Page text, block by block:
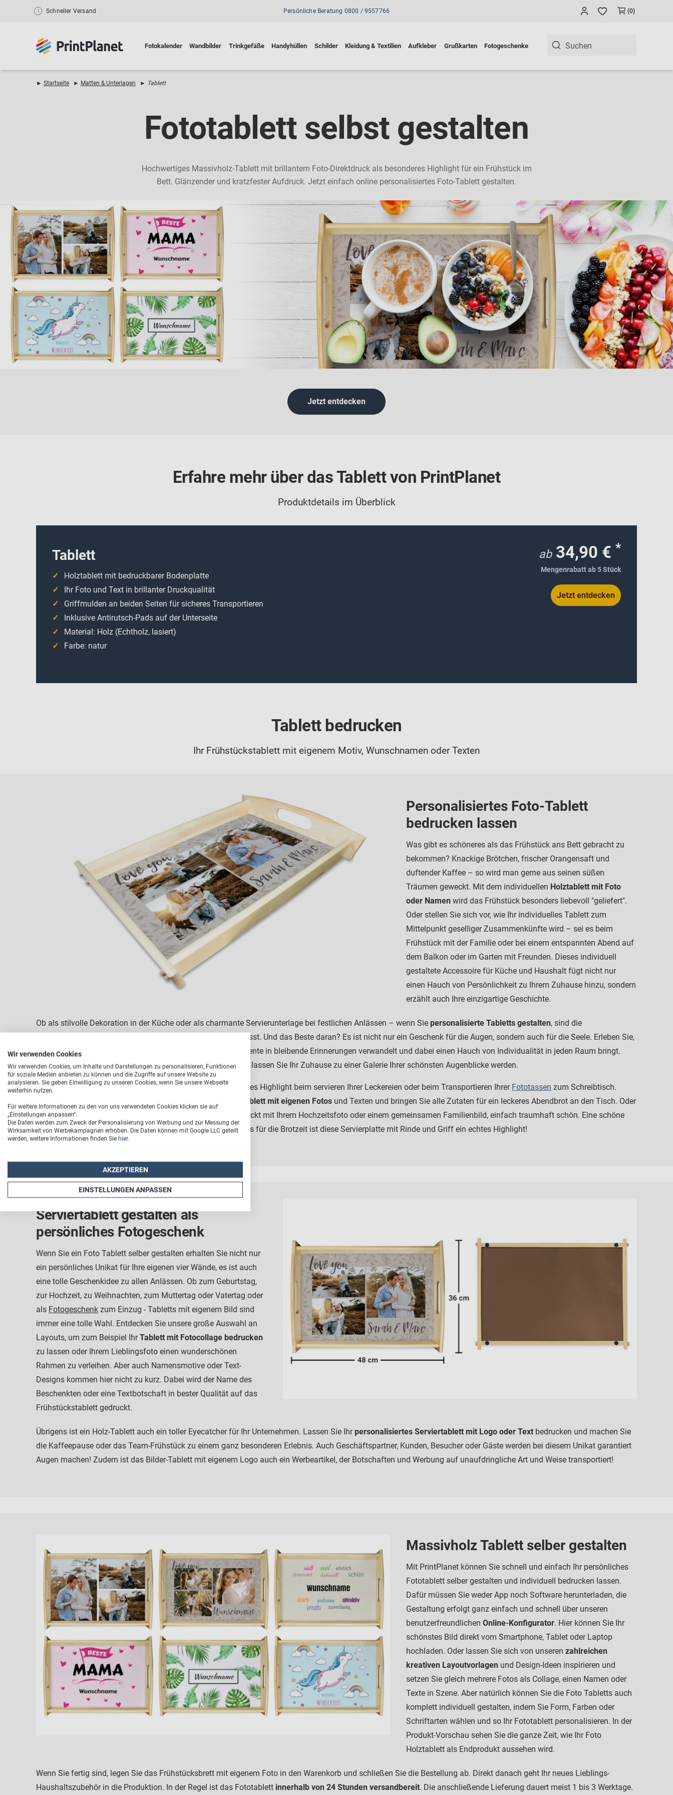
Schneller Versand (0)
Fotokalender Wandbilder Trinkgefäße Handyhüllen Schilder Kleidung & Textilien Aufkleber Grußkarten Fotogeschenke
Persönliche Beratung 0800 / 9557766
► Startseite ► Matten & Unterlagen ► Tablett
Fototablett selbst gestalten
Hochwertiges Massivholz-Tablett mit brillantem Foto-Direktdruck als besonderes Highlight für ein Frühstück im
Bett. Glänzender und kratzfester Aufdruck. Jetzt einfach online personalisiertes Foto-Tablett gestalten.
Jetzt entdecken
Erfahre mehr über das Tablett von PrintPlanet
Produktdetails im Überblick
Tablett
Holztablett mit bedruckbarer Bodenplatte
Ihr Foto und Text in brillanter Druckqualität
Griffmulden an beiden Seiten für sicheres Transportieren
Inklusive Antirutsch-Pads auf der Unterseite
Material: Holz (Echtholz, lasiert)
Farbe: natur
ab 34,90 € *
Mengenrabatt ab 5 Stück
Jetzt entdecken
Tablett bedrucken
Ihr Frühstückstablett mit eigenem Motiv, Wunschnamen oder Texten
Personalisiertes Foto-Tablett
bedrucken lassen
Was gibt es schöneres als das Frühstück ans Bett gebracht zu
bekommen? Knackige Brötchen, frischer Orangensaft und
duftender Kaffee – so wird man gerne aus seinen süßen
Träumen geweckt. Mit dem individuellen Holztablett mit Foto
oder Namen wird das Frühstück besonders liebevoll "geliefert".
Oder stellen Sie sich vor, wie Ihr individuelles Tablett zum
Mittelpunkt geselliger Zusammenkünfte wird – sei es beim
Frühstück mit der Familie oder bei einem entspannten Abend auf
dem Balkon oder im Garten mit Freunden. Dieses individuell
gestaltete Accessoire für Küche und Haushalt fügt nicht nur
einen Hauch von Persönlichkeit zu Ihrem Zuhause hinzu, sondern
erzählt auch Ihre einzigartige Geschichte.
Ob als stilvolle Dekoration in der Küche oder als charmante Servierunterlage bei festlichen Anlässen – wenn Sie personalisierte Tabletts gestalten, sind die
Einsatzmöglichkeiten so vielfältig wie Ihre Kreativität es zulässt. Und das Beste daran? Es ist nicht nur ein Geschenk für die Augen, sondern auch für die Seele. Erleben Sie,
wie Ihr selbst gestaltetes Tablett mit Bildern alltägliche Momente in bleibende Erinnerungen verwandelt und dabei einen Hauch von Individualität in jeden Raum bringt.
Tauchen Sie ein in die Welt des personalisierten Designs und lassen Sie Ihr Zuhause zu einer Galerie Ihrer schönsten Augenblicke werden.
Das Fototablett ist nicht nur praktisch, sondern auch ein echtes Highlight beim servieren Ihrer Leckereien oder beim Transportieren Ihrer Fototassen zum Schreibtisch.
Tablett mit eigenen Fotos und Texten und bringen Sie alle Zutaten für ein leckeres Abendbrot an den Tisch. Oder
liefern Sie Ihren Liebsten das Croissant direkt ans Bett. Bedruckt mit Ihrem Hochzeitsfoto oder einem gemeinsamen Familienbild, einfach traumhaft schön. Eine schöne
Alternative ist übrigens dasServierbrett mit Gravur ! Besonders für die Brotzeit ist diese Servierplatte mit Rinde und Griff ein echtes Highlight!
Serviertablett gestalten als
persönliches Fotogeschenk
Wenn Sie ein Foto Tablett selber gestalten erhalten Sie nicht nur
ein persönliches Unikat für Ihre eigenen vier Wände, es ist auch
eine tolle Geschenkidee zu allen Anlässen. Ob zum Geburtstag,
zur Hochzeit, zu Weihnachten, zum Muttertag oder Vatertag oder
als Fotogeschenk zum Einzug - Tabletts mit eigenem Bild sind
immer eine tolle Wahl. Entdecken Sie unsere große Auswahl an
Layouts, um zum Beispiel IhrTablett mit Fotocollage bedrucken
zu lassen oder Ihrem Lieblingsfoto einen wunderschönen
Rahmen zu verleihen. Aber auch Namensmotive oder Text-
Designs kommen hier nicht zu kurz. Dabei wird der Name des
Beschenkten oder eine Textbotschaft in bester Qualität auf das
Frühstückstablett gedruckt.
Übrigens ist ein Holz-Tablett auch ein toller Eyecatcher für Ihr Unternehmen. Lassen Sie Ihr personalisiertes Serviertablett mit Logo oder Text bedrucken und machen Sie
die Kaffeepause oder das Team-Frühstück zu einem ganz besonderen Erlebnis. Auch Geschäftspartner, Kunden, Besucher oder Gäste werden bei diesem Unikat garantiert
Augen machen! Zudem ist das Bilder-Tablett mit eigenem Logo auch ein Werbeartikel, der Botschaften und Werbung auf unaufdringliche Art und Weise transportiert!
Massivholz Tablett selber gestalten
Mit PrintPlanet können Sie schnell und einfach Ihr persönliches
Fototablett selber gestalten und individuell bedrucken lassen.
Dafür müssen Sie weder App noch Software herunterladen, die
Gestaltung erfolgt ganz einfach und schnell über unseren
benutzerfreundlichenOnline-Konfigurator. Hier können Sie Ihr
schönstes Bild direkt vom Smartphone, Tablet oder Laptop
hochladen. Oder lassen Sie sich von unserenzahlreichen
kreativen Layoutvorlagen und Design-Ideen inspirieren und
setzen Sie gleich mehrere Fotos als Collage, einen Namen oder
Texte in Szene. Aber natürlich können Sie die Foto Tabletts auch
komplett individuell gestalten, indem Sie Form, Farben oder
Schriftarten wählen und so Ihr Fototablett personalisieren. In der
Produkt-Vorschau sehen Sie die ganze Zeit, wie Ihr Foto
Holztablett als Endprodukt aussehen wird.
Wenn Sie fertig sind, legen Sie das Frühstücksbrett mit eigenem Foto in den Warenkorb und schließen Sie die Bestellung ab. Direkt danach geht Ihr neues Lieblings-
Haushaltszubehör in die Produktion. In der Regel ist das Fototablett innerhalb von 24 Stunden versandbereit. Die anschließende Lieferung dauert meist 1 bis 3 Werktage.
Wir verwenden Cookies
Wir verwenden Cookies, um Inhalte und Darstellungen zu personalisieren, Funktionen
für soziale Medien anbieten zu können und die Zugriffe auf unsere Website zu
analysieren. Sie geben Einwilligung zu unseren Cookies, wenn Sie unsere Webseite
weiterhin nutzen.
Für weitere Informationen zu den von uns verwendeten Cookies klicken sie auf
„Einstellungen anpassen“.
Die Daten werden zum Zweck der Personalisierung von Werbung und zur Messung der
Wirksamkeit von Werbekampagnen erhoben. Die Daten können mit Google LLC geteilt
werden, weitere Informationen finden Sie hier.
AKZEPTIEREN
EINSTELLUNGEN ANPASSEN